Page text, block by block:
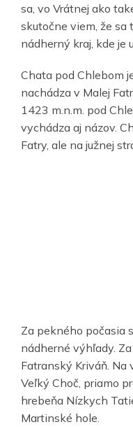
sa, vo Vrátnej ako
skutočne viem, že sa
nádherný kraj, kde je
Chata pod Chlebom
nachádza v Malej
1423 m.n.m. pod
vychádza aj názov.
Fatry, ale na južnej
Za pekného počasia
nádherné výhľady.
Fatranský Kriváň.
Veľký Choč, priamo
hrebeňa Nízkych
Martinské hole.